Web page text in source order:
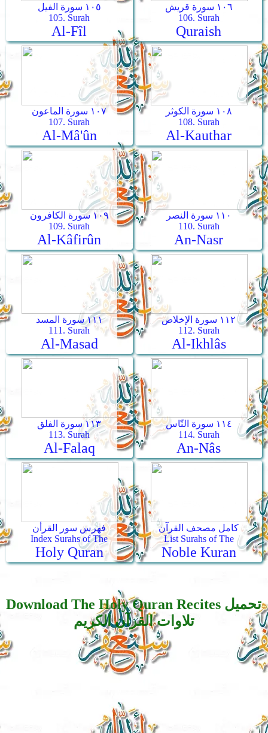
١٠٥ سورة الفيل
105. Surah
Al-Fîl
١٠٦ سورة قريش
106. Surah
Quraish
١٠٧ سورة الماعون
107. Surah
Al-Mâ'ûn
١٠٨ سورة الكوثر
108. Surah
Al-Kauthar
١٠٩ سورة الكافرون
109. Surah
Al-Kâfirûn
١١٠ سورة النصر
110. Surah
An-Nasr
١١١ سورة المسد
111. Surah
Al-Masad
١١٢ سورة الإخلاص
112. Surah
Al-Ikhlâs
١١٣ سورة الفلق
113. Surah
Al-Falaq
١١٤ سورة النّاس
114. Surah
An-Nâs
فهرس سور القرأن
Index Surahs of The
Holy Quran
كامل مصحف القرآن
List Surahs of The
Noble Kuran
Download The Holy Quran Recites تحميل
تلاوات القرآن الكريم